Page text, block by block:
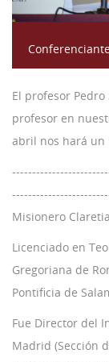
43 Semana
42 Semana
40 Semana
39 Semana
El profesor
profesor en
abril nos hará un
Misionero
Licenciado en
Gregoriana de
Pontificia de
Fue Director del
Madrid (Sección